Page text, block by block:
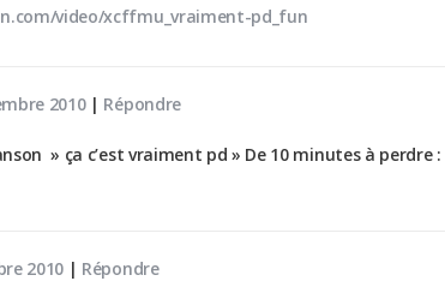
video/xcffmu_vraiment-pd_fun
2010| Répondre
» ça c’est vraiment pd » De 10 minutes à perdre :
2010 | Répondre